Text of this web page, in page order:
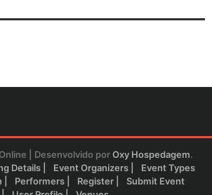
| Desenvolvido porOxy Hospedagem.
Details Event Organizers
Event Types
Performers Register
Submit Event